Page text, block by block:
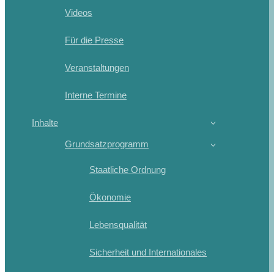
Videos
Für die Presse
Veranstaltungen
Interne Termine
Inhalte
Grundsatzprogramm
Staatliche Ordnung
Ökonomie
Lebensqualität
Sicherheit und Internationales